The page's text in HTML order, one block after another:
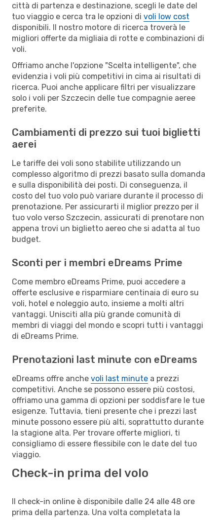
città di partenza e destinazione, scegli le date del
tuo viaggio e cerca tra le opzioni di voli low cost
disponibili. Il nostro motore di ricerca troverà le
migliori offerte da migliaia di rotte e combinazioni di
voli.
Offriamo anche l'opzione "Scelta intelligente", che
evidenzia i voli più competitivi in cima ai risultati di
ricerca. Puoi anche applicare filtri per visualizzare
solo i voli per Szczecin delle tue compagnie aeree
preferite.
Cambiamenti di prezzo sui tuoi biglietti
aerei
Le tariffe dei voli sono stabilite utilizzando un
complesso algoritmo di prezzi basato sulla domanda
e sulla disponibilità dei posti. Di conseguenza, il
costo del tuo volo può variare durante il processo di
prenotazione. Per assicurarti il miglior prezzo per il
tuo volo verso Szczecin, assicurati di prenotare non
appena trovi un biglietto aereo che si adatta al tuo
budget.
Sconti per i membri eDreams Prime
Come membro eDreams Prime, puoi accedere a
offerte esclusive e risparmiare centinaia di euro su
voli, hotel e noleggio auto, insieme a molti altri
vantaggi. Unisciti alla più grande comunità di
membri di viaggi del mondo e scopri tutti i vantaggi
di eDreams Prime.
Prenotazioni last minute con eDreams
eDreams offre anche voli last minute a prezzi
competitivi. Anche se possono essere più costosi,
offriamo una gamma di opzioni per soddisfare le tue
esigenze. Tuttavia, tieni presente che i prezzi last
minute possono essere più alti, soprattutto durante
la stagione alta. Per trovare offerte migliori, ti
consigliamo di essere flessibile con le date del tuo
viaggio.
Check-in prima del volo
Il check-in online è disponibile dalle 24 alle 48 ore
prima della partenza. Una volta completata la